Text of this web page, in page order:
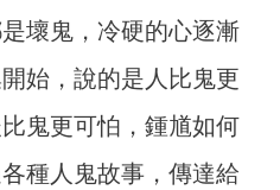
壞鬼，冷硬的心逐漸
始，說的是人比鬼更
鬼更可怕，鍾馗如何
種人鬼故事，傳達給